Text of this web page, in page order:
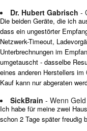
Dr. Hubert Gabrisch -
Die beiden Geräte, die ich
dass ein ungestörter
Netzwerk-Timeout,
Unterbrechnungen im
umgetauscht - dasselbe
eines anderen Herstellers
Kauf kann nur abgeraten
SickBrain - Wenn
Ich habe für meine zwei
schon 2 Tage später freudig